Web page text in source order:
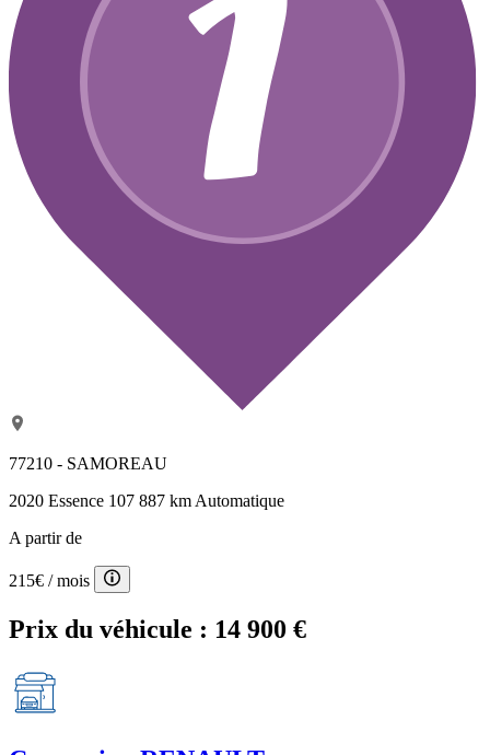
77210 - SAMOREAU
2020 Essence 107 887 km Automatique
A partir de
215€ / mois
Prix du véhicule : 14 900 €